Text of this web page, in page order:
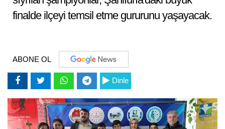
finalde ilçeyi temsil etme gururunu yaşayacak.
ABONE OL
Dinle